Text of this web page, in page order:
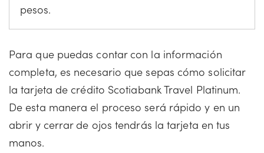
pesos.
Para que puedas contar con la información
completa, es necesario que sepas cómo solicitar
la tarjeta de crédito Scotiabank Travel Platinum.
De esta manera el proceso será rápido y en un
abrir y cerrar de ojos tendrás la tarjeta en tus
manos.